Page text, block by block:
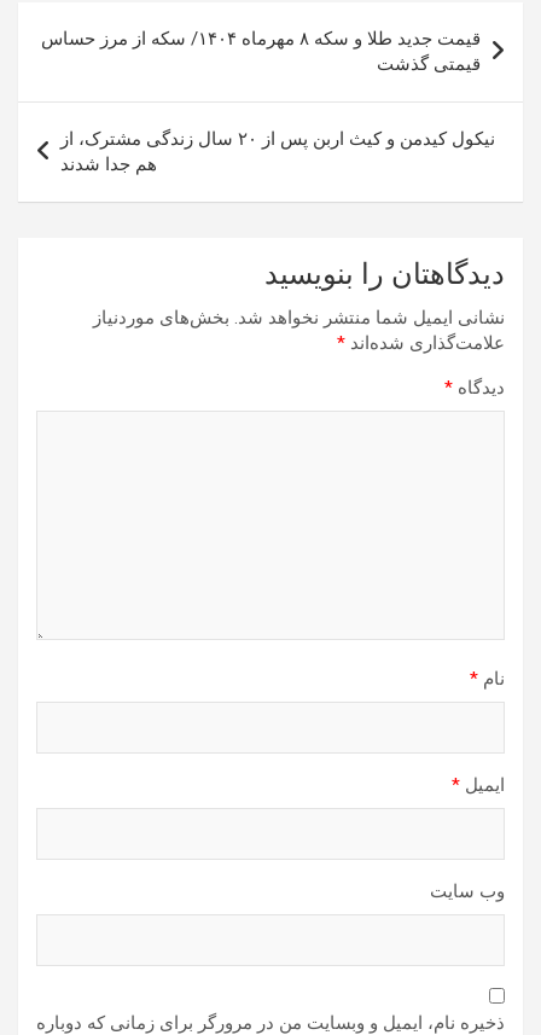
نوشته
قیمت جدید طلا و سکه ۸ مهرماه ۱۴۰۴/ سکه از مرز حساس
قیمتی گذشت
نیکول کیدمن و کیث اربن پس از ۲۰ سال زندگی مشترک، از
هم جدا شدند
دیدگاهتان را بنویسید
نشانی ایمیل شما منتشر نخواهد شد. بخش‌های موردنیاز
علامت‌گذاری شده‌اند *
دیدگاه *
نام *
ایمیل *
وب‌ سایت
ذخیره نام، ایمیل و وبسایت من در مرورگر برای زمانی که دوباره